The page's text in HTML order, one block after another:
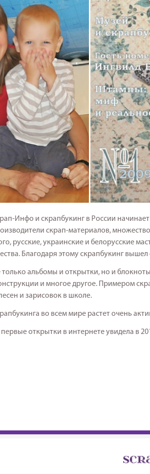
Инфо и скрапбукинг в России
скрап-материалов,
русские, украинские и белорусские
Благодаря этому скрапбукинг
только альбомы и открытки, но и
и многое другое. Примером
и зарисовок в школе.
во всем мире растет очень
открытки в интернете увидела в